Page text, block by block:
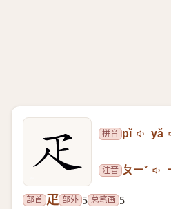
拼音 pǐ yǎ
注音 ㄆㄧˇ
部首 疋 部外 5 总笔画 5